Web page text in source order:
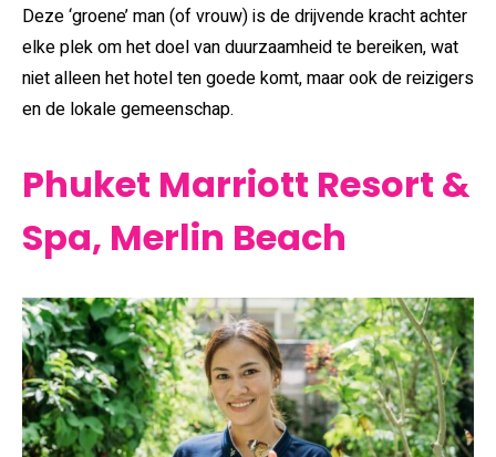
Deze ‘groene’ man (of vrouw) is de drijvende kracht achter
elke plek om het doel van duurzaamheid te bereiken, wat
niet alleen het hotel ten goede komt, maar ook de reizigers
en de lokale gemeenschap.
Phuket Marriott Resort &
Spa, Merlin Beach